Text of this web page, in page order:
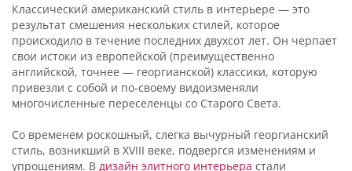
Классический американский стиль в интерьере — это
результат смешения нескольких стилей, которое
происходило в течение последних двухсот лет. Он черпает
свои истоки из европейской (преимущественно
английской, точнее — георгианской) классики, которую
привезли с собой и по-своему видоизменяли
многочисленные переселенцы со Старого Света.
Со временем роскошный, слегка вычурный георгианский
стиль, возникший в XVIII веке, подвергся изменениям и
упрощениям. В дизайн элитного интерьера стали